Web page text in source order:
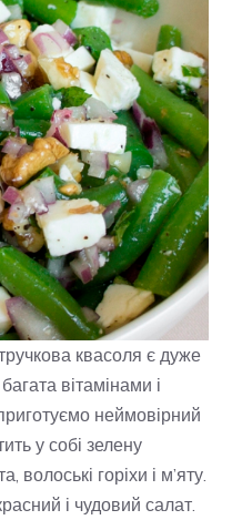
квасоля є дуже
вітамінами і
неймовірний
у собі зелену
волоські горіхи і м’яту.
і чудовий салат.